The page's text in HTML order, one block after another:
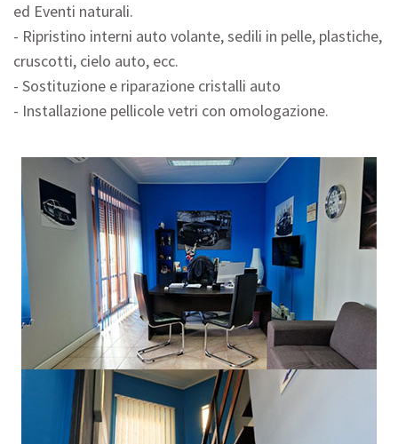
ed Eventi naturali.
- Ripristino interni auto volante, sedili in pelle, plastiche,
cruscotti, cielo auto, ecc.
- Sostituzione e riparazione cristalli auto
- Installazione pellicole vetri con omologazione.